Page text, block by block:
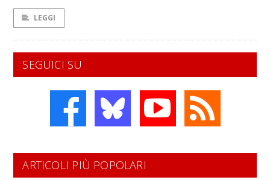
LEGGI
SEGUICI SU
ARTICOLI PIÙ POPOLARI